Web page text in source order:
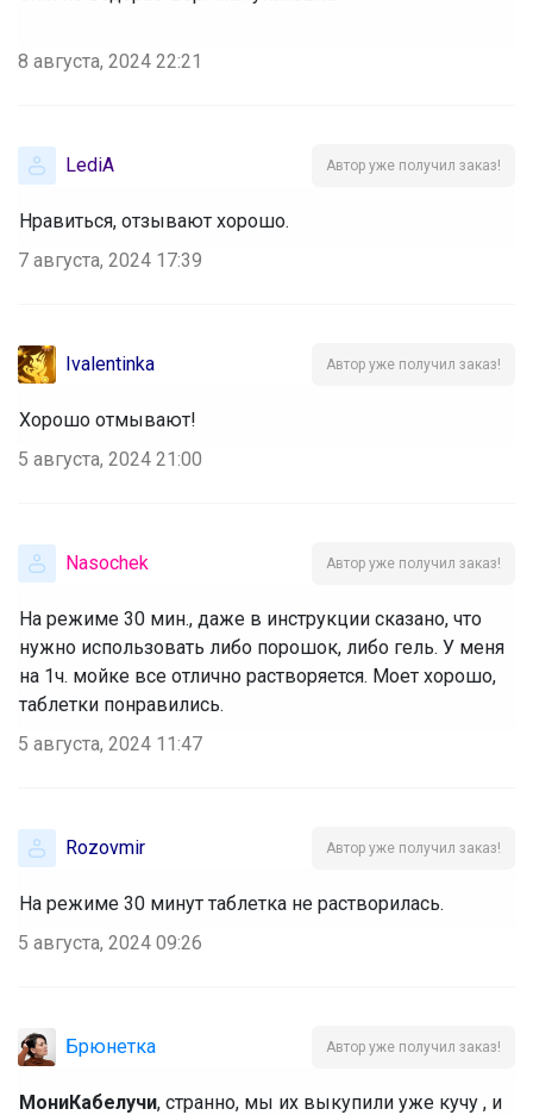
8 августа, 2024 22:21
LediA Автор уже получил заказ!
Нравиться, отзывают хорошо.
7 августа, 2024 17:39
Ivalentinka Автор уже получил заказ!
Хорошо отмывают!
5 августа, 2024 21:00
Nasochek Автор уже получил заказ!
На режиме 30 мин., даже в инструкции сказано, что
нужно использовать либо порошок, либо гель. У меня
на 1ч. мойке все отлично растворяется. Моет хорошо,
таблетки понравились.
5 августа, 2024 11:47
Rozovmir Автор уже получил заказ!
На режиме 30 минут таблетка не растворилась.
5 августа, 2024 09:26
Брюнетка Автор уже получил заказ!
МониКабелучи, странно, мы их выкупили уже кучу , и